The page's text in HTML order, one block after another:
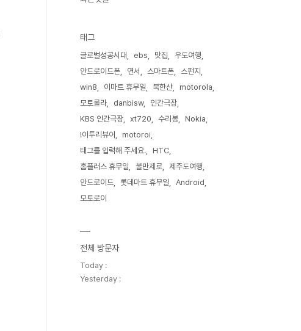
태그
글로벌성공시대 ebs 맛집
우도여행
안드로이드폰
연서 스마트폰
스펀지
win8
이마트 휴무일 북한산
motorola
모토롤라
danbisw
인간극장
KBS 인간극장
xt720 수리봉
Nokia
!이투리뷰어
motoroi
태그를 입력해 주세요.
HTC
홈플러스 휴무일
불만제로
제주도여행
안드로이드
롯데마트 휴무일
Android
모토로이
전체 방문자
Today :
Yesterday :